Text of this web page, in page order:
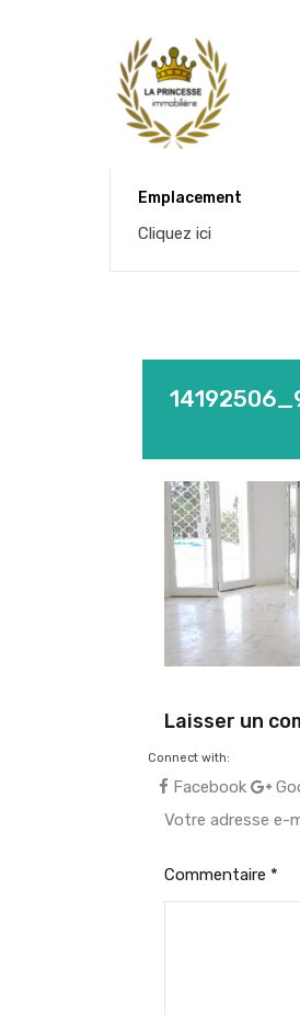
Emplacement
Cliquez ici
Laisser un
Connect with:
Facebook
Votre adresse e-
Commentaire *